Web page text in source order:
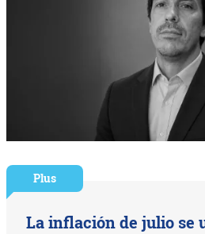
Plus
La inflación de julio se